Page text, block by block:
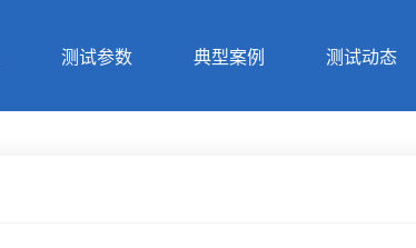
测试参数 典型案例 测试动态